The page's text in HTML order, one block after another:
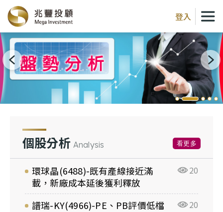
登入
個股分析 Analysis 看更多
環球晶(6488)-既有產線接近滿
載，新廠成本延後獲利釋放
20
譜瑞-KY(4966)-PE、PB評價低檔 20